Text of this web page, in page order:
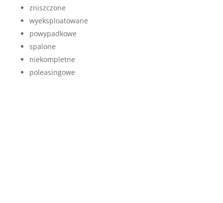
zniszczone
wyeksploatowane
powypadkowe
spalone
niekompletne
poleasingowe